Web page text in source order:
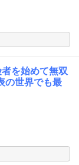
を始めて無双
の世界でも最